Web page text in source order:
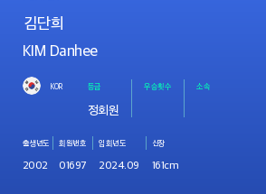
KIM Danhee
KOR 등급
정회원
우승횟수 소속
출생년도
2002
회원번호
01697
입회년도
2024.09
신장
161cm